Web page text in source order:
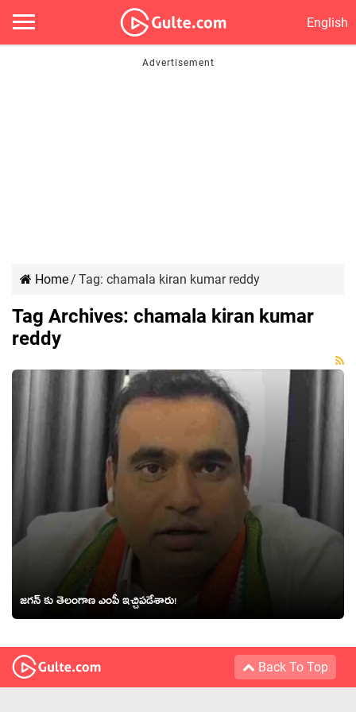
English
Home/ Tag: chamala kiran kumar reddy
Tag Archives: chamala kiran kumar
reddy
జగన్ కు తెలంగాణ ఎంపీ ఇచ్చిపడేశారు!
Back To Top